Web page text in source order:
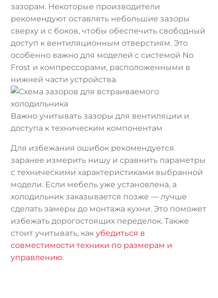
зазорам. Некоторые производители
рекомендуют оставлять небольшие зазоры
сверху и с боков, чтобы обеспечить свободный
доступ к вентиляционным отверстиям. Это
особенно важно для моделей с системой No
Frost и компрессорами, расположенными в
нижней части устройства.
Важно учитывать зазоры для вентиляции и
доступа к техническим компонентам
Для избежания ошибок рекомендуется
заранее измерить нишу и сравнить параметры
с техническими характеристиками выбранной
модели. Если мебель уже установлена, а
холодильник заказывается позже — лучше
сделать замеры до монтажа кухни. Это поможет
избежать дорогостоящих переделок. Также
стоит учитывать, какубедиться в
совместимости техники по размерам и
управлению.